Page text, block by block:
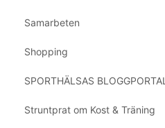
Samarbeten
Shopping
SPORTHÄLSAS BLOGGPORTAL
Struntprat om Kost & Träning